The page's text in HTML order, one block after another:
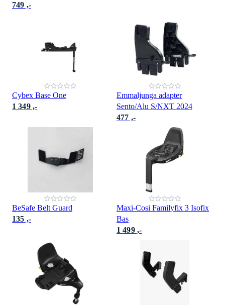
749 ,-
Cybex Base One
1 349 ,-
Emmaljunga adapter
Sento/Alu S/NXT 2024
477 ,-
BeSafe Belt Guard
135 ,-
Maxi-Cosi Familyfix 3 Isofix
Bas
1 499 ,-